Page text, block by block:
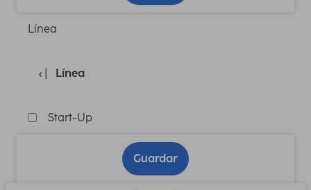
Línea
Línea
Start-Up
Guardar